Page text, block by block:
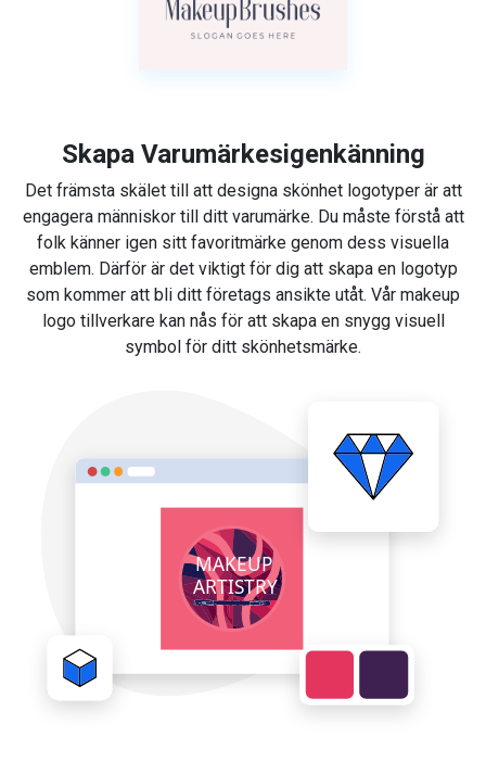
Skapa Varumärkesigenkänning
Det främsta skälet till att designa skönhet logotyper är att
engagera människor till ditt varumärke. Du måste förstå att
folk känner igen sitt favoritmärke genom dess visuella
emblem. Därför är det viktigt för dig att skapa en logotyp
som kommer att bli ditt företags ansikte utåt. Vår makeup
logo tillverkare kan nås för att skapa en snygg visuell
symbol för ditt skönhetsmärke.